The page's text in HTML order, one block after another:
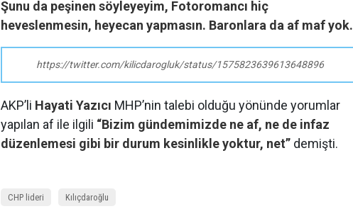
Şunu da peşinen söyleyeyim, Fotoromancı hiç
heveslenmesin, heyecan yapmasın. Baronlara da af maf yok.
https://twitter.com/kilicdarogluk/status/1575823639613648896
AKP’li Hayati Yazıcı MHP’nin talebi olduğu yönünde yorumlar
yapılan af ile ilgili “Bizim gündemimizde ne af, ne de infaz
düzenlemesi gibi bir durum kesinlikle yoktur, net” demişti.
CHP lideri Kılıçdaroğlu